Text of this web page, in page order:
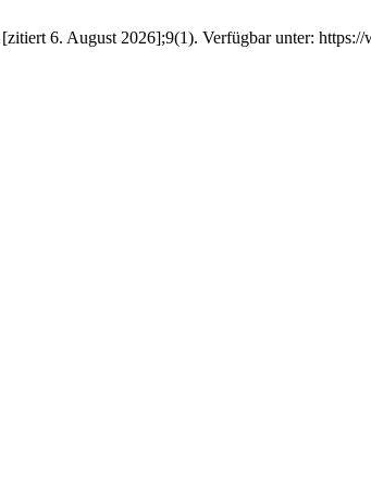
6. August 2026];9(1). Verfügbar unter: